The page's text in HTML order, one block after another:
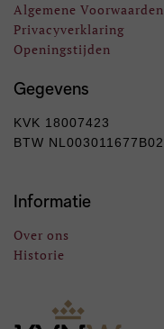
Algemene Voorwaarden
Privacyverklaring
Openingstijden
Gegevens
KVK 18007423
BTW NL003011677B02
Informatie
Over ons
Historie